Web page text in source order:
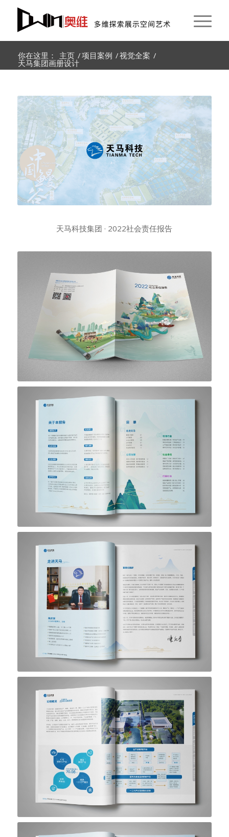
你在这里： 主页 /项目案例 /视觉全案 /
天马集团画册设计
天马科技集团 · 2022社会责任报告